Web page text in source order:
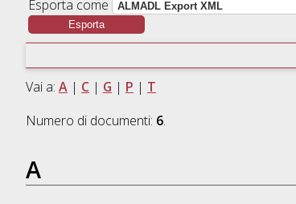
Esporta come
Vai a: A| C| G | P | T
Numero di documenti: 6.
A